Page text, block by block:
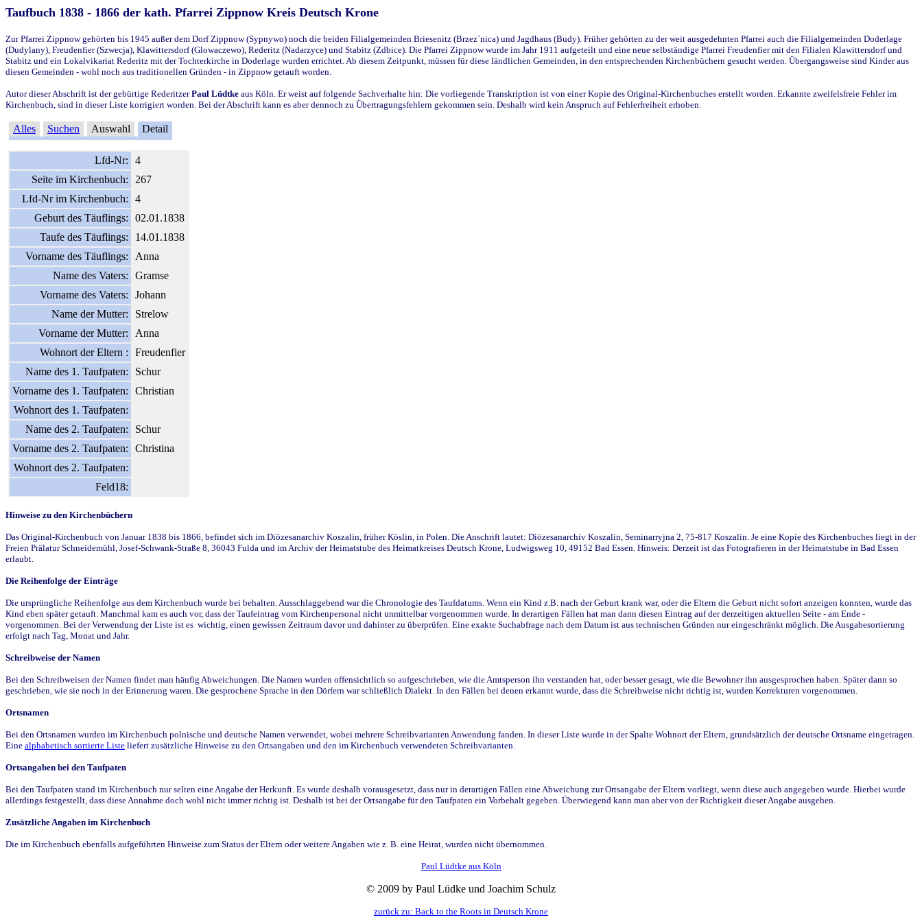
Taufbuch 1838 - 1866 der kath. Pfarrei Zippnow Kreis Deutsch Krone
Zur Pfarrei Zippnow gehörten bis 1945 außer dem Dorf Zippnow (Sypnywo) noch die beiden Filialgemeinden Briesenitz (Brzez`nica) und Jagdhaus (Budy). Früher gehörten zu der weit ausgedehnten Pfarrei auch die Filialgemeinden Doderlage
(Dudylany), Freudenfier (Szwecja), Klawittersdorf (Glowaczewo), Rederitz (Nadarzyce) und Stabitz (Zdbice). Die Pfarrei Zippnow wurde im Jahr 1911 aufgeteilt und eine neue selbständige Pfarrei Freudenfier mit den Filialen Klawittersdorf und
Stabitz und ein Lokalvikariat Rederitz mit der Tochterkirche in Doderlage wurden errichtet. Ab diesem Zeitpunkt, müssen für diese ländlichen Gemeinden, in den entsprechenden Kirchenbüchern gesucht werden. Übergangsweise sind Kinder aus
diesen Gemeinden - wohl noch aus traditionellen Gründen - in Zippnow getauft worden.
Autor dieser Abschrift ist der gebürtige RederitzerPaul Lüdtke aus Köln. Er weist auf folgende Sachverhalte hin: Die vorliegende Transkription ist von einer Kopie des Original-Kirchenbuches erstellt worden. Erkannte zweifelsfreie Fehler im
Kirchenbuch, sind in dieser Liste korrigiert worden. Bei der Abschrift kann es aber dennoch zu Übertragungsfehlern gekommen sein. Deshalb wird kein Anspruch auf Fehlerfreiheit erhoben.
Alles Suchen Auswahl Detail
Lfd-Nr:
4
Seite im Kirchenbuch:
267
Lfd-Nr im Kirchenbuch:
4
Geburt des Täuflings:
02.01.1838
Taufe des Täuflings:
14.01.1838
Vorname des Täuflings:
Anna
Name des Vaters:
Gramse
Vorname des Vaters:
Johann
Name der Mutter:
Strelow
Vorname der Mutter:
Anna
Wohnort der Eltern :
Freudenfier
Name des 1. Taufpaten:
Schur
Vorname des 1. Taufpaten:
Christian
Wohnort des 1. Taufpaten:
Name des 2. Taufpaten:
Schur
Vorname des 2. Taufpaten:
Christina
Wohnort des 2. Taufpaten:
Feld18:
Hinweise zu den Kirchenbüchern
Das Original-Kirchenbuch von Januar 1838 bis 1866, befindet sich im Diözesanarchiv Koszalin, früher Köslin, in Polen. Die Anschrift lautet: Diözesanarchiv Koszalin, Seminarryjna 2, 75-817 Koszalin. Je eine Kopie des Kirchenbuches liegt in der
Freien Prälatur Schneidemühl, Josef-Schwank-Straße 8, 36043 Fulda und im Archiv der Heimatstube des Heimatkreises Deutsch Krone, Ludwigsweg 10, 49152 Bad Essen. Hinweis: Derzeit ist das Fotografieren in der Heimatstube in Bad Essen
erlaubt.
Die Reihenfolge der Einträge
Die ursprüngliche Reihenfolge aus dem Kirchenbuch wurde bei behalten. Ausschlaggebend war die Chronologie des Taufdatums. Wenn ein Kind z.B. nach der Geburt krank war, oder die Eltern die Geburt nicht sofort anzeigen konnten, wurde das
Kind eben später getauft. Manchmal kam es auch vor, dass der Taufeintrag vom Kirchenpersonal nicht unmittelbar vorgenommen wurde. In derartigen Fällen hat man dann diesen Eintrag auf der derzeitigen aktuellen Seite - am Ende -
vorgenommen. Bei der Verwendung der Liste ist es wichtig, einen gewissen Zeitraum davor und dahinter zu überprüfen. Eine exakte Suchabfrage nach dem Datum ist aus technischen Gründen nur eingeschränkt möglich. Die Ausgabesortierung
erfolgt nach Tag, Monat und Jahr.
Schreibweise der Namen
Bei den Schreibweisen der Namen findet man häufig Abweichungen. Die Namen wurden offensichtlich so aufgeschrieben, wie die Amtsperson ihn verstanden hat, oder besser gesagt, wie die Bewohner ihn ausgesprochen haben. Später dann so
geschrieben, wie sie noch in der Erinnerung waren. Die gesprochene Sprache in den Dörfern war schließlich Dialekt. In den Fällen bei denen erkannt wurde, dass die Schreibweise nicht richtig ist, wurden Korrekturen vorgenommen.
Ortsnamen
Bei den Ortsnamen wurden im Kirchenbuch polnische und deutsche Namen verwendet, wobei mehrere Schreibvarianten Anwendung fanden. In dieser Liste wurde in der Spalte Wohnort der Eltern, grundsätzlich der deutsche Ortsname eingetragen.
Eine alphabetisch sortierte Liste liefert zusätzliche Hinweise zu den Ortsangaben und den im Kirchenbuch verwendeten Schreibvarianten.
Ortsangaben bei den Taufpaten
Bei den Taufpaten stand im Kirchenbuch nur selten eine Angabe der Herkunft. Es wurde deshalb vorausgesetzt, dass nur in derartigen Fällen eine Abweichung zur Ortsangabe der Eltern vorliegt, wenn diese auch angegeben wurde. Hierbei wurde
allerdings festgestellt, dass diese Annahme doch wohl nicht immer richtig ist. Deshalb ist bei der Ortsangabe für den Taufpaten ein Vorbehalt gegeben. Überwiegend kann man aber von der Richtigkeit dieser Angabe ausgehen.
Zusätzliche Angaben im Kirchenbuch
Die im Kirchenbuch ebenfalls aufgeführten Hinweise zum Status der Eltern oder weitere Angaben wie z. B. eine Heirat, wurden nicht übernommen.
Paul Lüdtke aus Köln
© 2009 by Paul Lüdke und Joachim Schulz
zurück zu: Back to the Roots in Deutsch Krone